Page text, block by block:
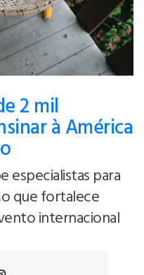
2 mil
à América
especialistas para
que fortalece
internacional